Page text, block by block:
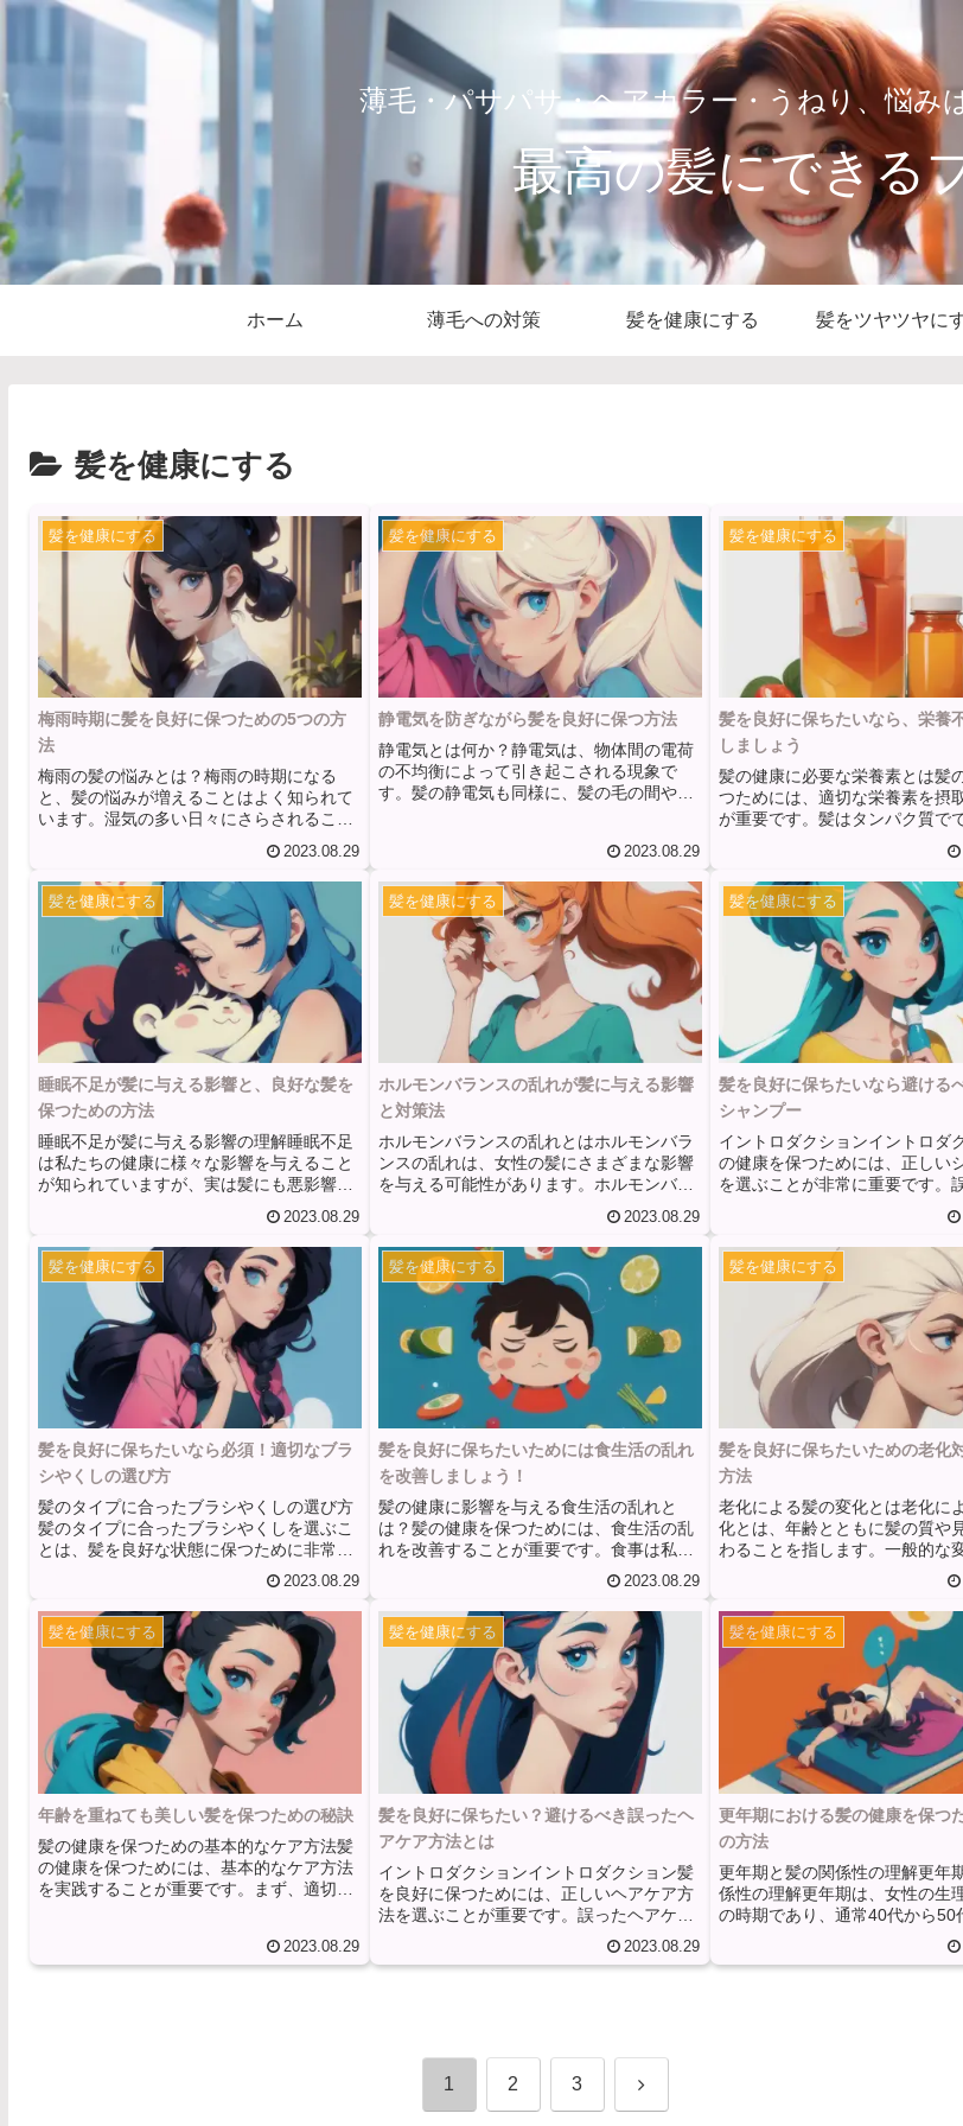
薄毛・パサパサ・ヘアカラー・うねり、悩み
最高の髪にできる
ホーム 薄毛への対策 髪を健康にする 髪をツヤツヤに
髪を健康にする
髪を健康にする
梅雨時期に髪を良好に保つための5つの方
法
梅雨の髪の悩みとは？梅雨の時期になる
と、髪の悩みが増えることはよく知られて
います。湿気の多い日々にさらされること
ます。また、湿度の高い環境下では髪のパ
サつきも起こりやすくなります。さらに、
頭皮も湿気によってベタつきやかゆみが生
じることもあります。梅雨の髪の悩みを解
消するためには、適切なケアが必要です。
まずは、シャンプーとトリートメントの選
び方に注意しましょう。梅雨時期は髪が湿
気を吸収しやすいため、保湿成分の入った
ものを選ぶと良いでしょう。...
2023.08.29
髪を健康にする
静電気を防ぎながら髪を良好に保つ方法
静電気とは何か？静電気は、物体間の電荷
の不均衡によって引き起こされる現象で
す。髪の静電気も同様に、髪の毛の間や髪
増加すると、静電気が発生しやすくなりま
す。髪の静電気は、髪のパサつきや広がり
を引き起こすことがあります。特に冬季や
乾燥した環境では、静電気がより顕著にな
る傾向があります。髪の毛が乾燥している
と、電荷が蓄積されやすくなります。ま
た、ブラッシングやヘアスタイリングの際
に髪とブラシやコームが摩擦す...
2023.08.29
髪を健康にする
髪を良好に保ちたいなら、栄養
しましょう
髪の健康に必要な栄養素とは髪
つためには、適切な栄養素を摂
が重要です。髪はタンパク質で
悪影響を与える可能性がありま
め、タンパク質を豊富に含む食
ことが大切です。肉、魚、卵、
どは良いタンパク質の源となり
た、ビタミンも髪の健康に重要
たします。特にビタミンA、ビタ
タミンEは髪の成長や健康を促進
があります。ビタミンAは頭皮の
ち、ビタミンCは髪の血行を...
髪を健康にする
睡眠不足が髪に与える影響と、良好な髪を
保つための方法
睡眠不足が髪に与える影響の理解睡眠不足
は私たちの健康に様々な影響を与えること
が知られていますが、実は髪にも悪影響を
て髪の成長や健康に必要な栄養供給が減少
し、髪の状態が悪化することがあります。
睡眠不足によって髪の栄養供給が減少する
と、髪は乾燥しやすくなります。睡眠中に
体は髪に必要な栄養素を供給し、髪の健康
を保つために働きます。しかし、睡眠不足
によってこの栄養供給が減少すると、髪は
乾燥し、パサついたり脆弱化したりする可
能性があります。その結果...
2023.08.29
髪を健康にする
ホルモンバランスの乱れが髪に与える影響
と対策法
ホルモンバランスの乱れとはホルモンバラ
ンスの乱れは、女性の髪にさまざまな影響
を与える可能性があります。ホルモンバラ
れ、ホルモンの変動などのさまざまな要因
によって引き起こされることがあります。
ホルモンバランスの乱れによる髪の問題に
は、脱毛、薄毛、頭皮のトラブルなどが含
まれます。ホルモンの変動によって、髪の
成長サイクルが乱れ、髪の量や質に影響を
与えることがあります。また、ホルモンバ
ランスの乱れは、頭皮の健康にも悪影響を
与える可能性があります。頭...
2023.08.29
髪を健康にする
髪を良好に保ちたいなら避ける
シャンプー
イントロダクションイントロダ
の健康を保つためには、正しい
を選ぶことが非常に重要です。
弱化などの問題が発生する可能
す。この記事では、髪を良好に
避けるべき誤ったシャンプーに
く説明します。誤ったシャンプ
酸塩を含むシャンプー 硫酸塩は
く、頭皮や髪の自然な油分を取
まいます。これにより、髪が乾
つきや刺激が生じる可能性があ
酸塩を含まないシャ...
髪を健康にする
髪を良好に保ちたいなら必須！適切なブラ
シやくしの選び方
髪のタイプに合ったブラシやくしの選び方
髪のタイプに合ったブラシやくしを選ぶこ
とは、髪を良好な状態に保つために非常に
重要です。髪のタイプによって、適切なブ
ラシやくしの種類が異なるため、自分の髪
のタイプを理解し、それに合ったアイテム
を選ぶことが大切です。まず、ブラシやく
しの選び方の基本は、目的に応じて選ぶこ
とです。髪をとかすだけなら、広がりを抑
える効果のあるワイドトゥースのくしや、
髪をまとめるのに適したヘアバンドがおす
すめです。一方、髪をスタイリングする場
合は、ブラシの種類によっ...
2023.08.29
髪を健康にする
髪を良好に保ちたいためには食生活の乱れ
を改善しましょう！
髪の健康に影響を与える食生活の乱れと
は？髪の健康を保つためには、食生活の乱
れを改善することが重要です。食事は私た
ちの体に栄養を与えるため、髪の成長や健
康にも大きな影響を与えます。では、具体
的にどのような食生活の乱れが髪に悪影響
を与えるのでしょうか？まず、栄養不足は
髪の健康に悪影響を与える要因です。髪は
タンパク質でできており、タンパク質は髪
の成長や強さに重要な役割を果たします。
しかし、不十分なタンパク質摂取は髪の成
長を妨げるだけでなく、髪の弱さや抜け毛
の原因にもなります。したが...
2023.08.29
髪を健康にする
髪を良好に保ちたいための老化
方法
老化による髪の変化とは老化に
化とは、年齢とともに髪の質や
わることを指します。一般的な
は、髪が細くなる、パサつく、
るなどがあります。これらの変
毛の成長サイクルが遅くなるこ
毛を形成する細胞の機能が低下
よって引き起こされます。髪の
せるためには、適切な栄養摂取
す。髪の健康には、タンパク質
ン、ミネラルなどの栄養素が必
ンパク質は髪の主成分であるケ
成要素であり、ビタミンやミネ
髪を健康にする
年齢を重ねても美しい髪を保つための秘訣
髪の健康を保つための基本的なケア方法髪
の健康を保つためには、基本的なケア方法
を実践することが重要です。まず、適切な
品を選び、頭皮と髪を清潔に保ちましょ
う。また、過度な熱や化学物質の使用を避
2023.08.29
髪を健康にする
髪を良好に保ちたい？避けるべき誤ったヘ
アケア方法とは
イントロダクションイントロダクション髪
を良好に保つためには、正しいヘアケア方
法を選ぶことが重要です。誤ったヘアケア
方法は髪のダメージを引き起こし、健康な
髪を維持するのに支障をきたします。この
なシャンプーとコンディショナーを選ぶこ
とが重要です。一般的な市販のシャンプー
やコンディショナーには、硫酸塩やパラベ
2023.08.29
髪を健康にする
更年期における髪の健康を保つ
の方法
更年期と髪の関係性の理解更年
係性の理解更年期は、女性の生
の時期であり、通常40代から50
起こります。この時期には、卵
ストロゲンとプロゲステロンの
1 2 3 次